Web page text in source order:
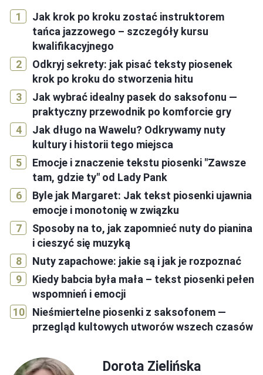
Jak krok po kroku zostać instruktorem
tańca jazzowego – szczegóły kursu
kwalifikacyjnego
Odkryj sekrety: jak pisać teksty piosenek
krok po kroku do stworzenia hitu
Jak wybrać idealny pasek do saksofonu —
praktyczny przewodnik po komforcie gry
Jak długo na Wawelu? Odkrywamy nuty
kultury i historii tego miejsca
Emocje i znaczenie tekstu piosenki "Zawsze
tam, gdzie ty" od Lady Pank
Byle jak Margaret: Jak tekst piosenki ujawnia
emocje i monotonię w związku
Sposoby na to, jak zapomnieć nuty do pianina
i cieszyć się muzyką
Nuty zapachowe: jakie są i jak je rozpoznać
Kiedy babcia była mała – tekst piosenki pełen
wspomnień i emocji
Nieśmiertelne piosenki z saksofonem —
przegląd kultowych utworów wszech czasów
Dorota Zielińska